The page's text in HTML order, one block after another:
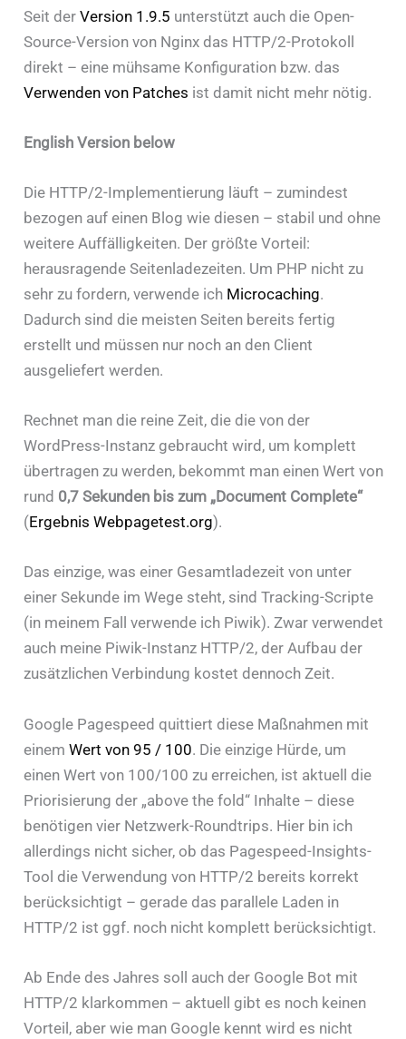
Seit der Version 1.9.5 unterstützt auch die Open-
Source-Version von Nginx das HTTP/2-Protokoll
direkt – eine mühsame Konfiguration bzw. das
Verwenden von Patches ist damit nicht mehr nötig.
English Version below
Die HTTP/2-Implementierung läuft – zumindest
bezogen auf einen Blog wie diesen – stabil und ohne
weitere Auffälligkeiten. Der größte Vorteil:
herausragende Seitenladezeiten. Um PHP nicht zu
sehr zu fordern, verwende ich Microcaching.
Dadurch sind die meisten Seiten bereits fertig
erstellt und müssen nur noch an den Client
ausgeliefert werden.
Rechnet man die reine Zeit, die die von der
WordPress-Instanz gebraucht wird, um komplett
übertragen zu werden, bekommt man einen Wert von
rund 0,7 Sekunden bis zum „Document Complete“
(Ergebnis Webpagetest.org).
Das einzige, was einer Gesamtladezeit von unter
einer Sekunde im Wege steht, sind Tracking-Scripte
(in meinem Fall verwende ich Piwik). Zwar verwendet
auch meine Piwik-Instanz HTTP/2, der Aufbau der
zusätzlichen Verbindung kostet dennoch Zeit.
Google Pagespeed quittiert diese Maßnahmen mit
einem Wert von 95 / 100. Die einzige Hürde, um
einen Wert von 100/100 zu erreichen, ist aktuell die
Priorisierung der „above the fold“ Inhalte – diese
benötigen vier Netzwerk-Roundtrips. Hier bin ich
allerdings nicht sicher, ob das Pagespeed-Insights-
Tool die Verwendung von HTTP/2 bereits korrekt
berücksichtigt – gerade das parallele Laden in
HTTP/2 ist ggf. noch nicht komplett berücksichtigt.
Ab Ende des Jahres soll auch der Google Bot mit
HTTP/2 klarkommen – aktuell gibt es noch keinen
Vorteil, aber wie man Google kennt wird es nicht